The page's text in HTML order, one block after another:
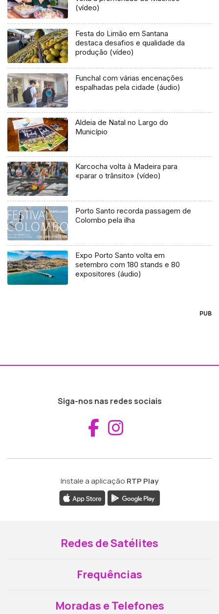
(vídeo)
Festa do Limão em Santana
destaca desafios e qualidade da
produção (vídeo)
Funchal com várias encenações
espalhadas pela cidade (áudio)
Aldeia de Natal no Largo do
Município
Karcocha volta à Madeira para
«parar o trânsito» (vídeo)
Porto Santo recorda passagem de
Colombo pela ilha
Expo Porto Santo volta em
setembro com 180 stands e 80
expositores (áudio)
PUB
Siga-nos nas redes sociais
Aceder ao
Instale a aplicação RTP Play
Redes de Satélites
Frequências
Moradas e Telefones